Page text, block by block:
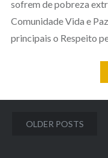
sofrem de pobreza
Comunidade Vida e
principais o Respeito
Posts
OLDER POSTS